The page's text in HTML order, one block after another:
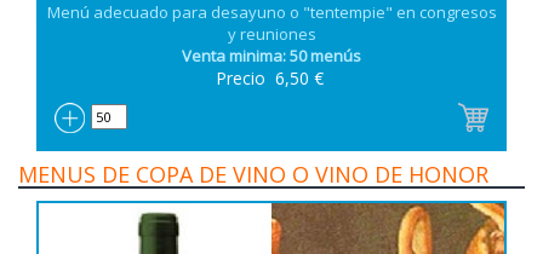
Menú adecuado para desayuno o "tentempie" en congresos
y reuniones
Venta minima: 50 menús
Precio 6,50 €
MENUS DE COPA DE VINO O VINO DE HONOR